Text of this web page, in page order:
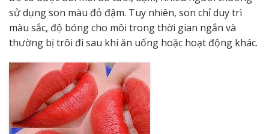
sử dụng son màu đỏ đậm. Tuy nhiên, son chỉ duy trì
màu sắc, độ bóng cho môi trong thời gian ngắn và
thường bị trôi đi sau khi ăn uống hoặc hoạt động khác.